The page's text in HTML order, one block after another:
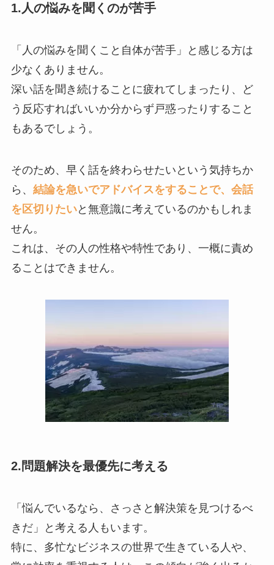
1.人の悩みを聞くのが苦手
「人の悩みを聞くこと自体が苦手」と感じる方は
少なくありません。
深い話を聞き続けることに疲れてしまったり、ど
う反応すればいいか分からず戸惑ったりすること
もあるでしょう。
そのため、早く話を終わらせたいという気持ちか
ら、 結論を急いでアドバイスをすることで、会話
を区切りたいと無意識に考えているのかもしれま
せん。
これは、その人の性格や特性であり、一概に責め
ることはできません。
2.問題解決を最優先に考える
「悩んでいるなら、さっさと解決策を見つけるべ
きだ」と考える人もいます。
特に、多忙なビジネスの世界で生きている人や、